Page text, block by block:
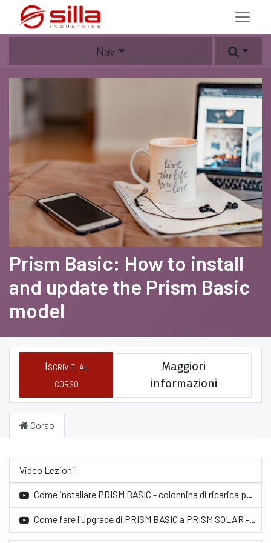
Nav
Prism Basic: How to install
and update the Prism Basic
model
Iscriviti al
corso
Maggiori
informazioni
Corso
Video Lezioni
Come installare PRISM BASIC - colonnina di ricarica per auto elettriche di Silla Industries
Come fare l'upgrade di PRISM BASIC a PRISM SOLAR - ricarica per auto elettriche di Silla Industries